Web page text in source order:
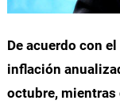
De acuerdo con
inflación
octubre, mientras